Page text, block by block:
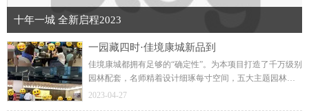
十年一城 全新启程2023
一园藏四时·佳境康城新品到
佳境康城都拥有足够的“确定性”。为本项目打造了千万级别
园林配套，名师精着设计细琢每寸空间，五大主题园林尊
享墅级园景，更有尊贵独享室内外恒温双泳池，品质物业
2023-04-27